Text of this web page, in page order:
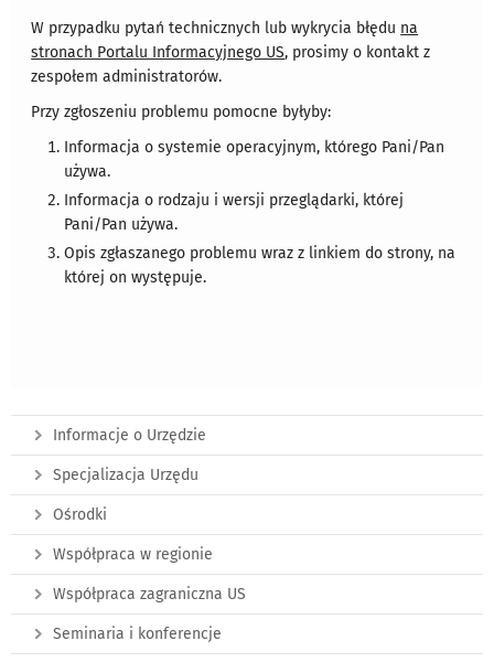
W przypadku pytań technicznych lub wykrycia błędu na
stronach Portalu Informacyjnego US, prosimy o kontakt z
zespołem administratorów.
Przy zgłoszeniu problemu pomocne byłyby:
Informacja o systemie operacyjnym, którego Pani/Pan
używa.
Informacja o rodzaju i wersji przeglądarki, której
Pani/Pan używa.
Opis zgłaszanego problemu wraz z linkiem do strony, na
której on występuje.
Informacje o Urzędzie
Specjalizacja Urzędu
Ośrodki
Współpraca w regionie
Współpraca zagraniczna US
Seminaria i konferencje